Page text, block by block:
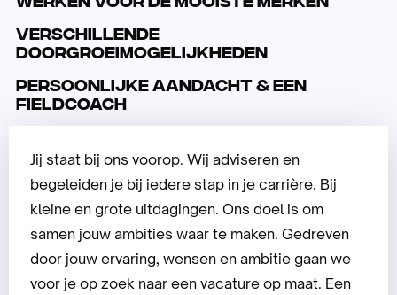
Verschillende
doorgroeimogelijkheden
Persoonlijke aandacht & een
fieldcoach
Jij staat bij ons voorop. Wij adviseren en
begeleiden je bij iedere stap in je carrière. Bij
kleine en grote uitdagingen. Ons doel is om
samen jouw ambities waar te maken. Gedreven
door jouw ervaring, wensen en ambitie gaan we
voor je op zoek naar een vacature op maat. Een